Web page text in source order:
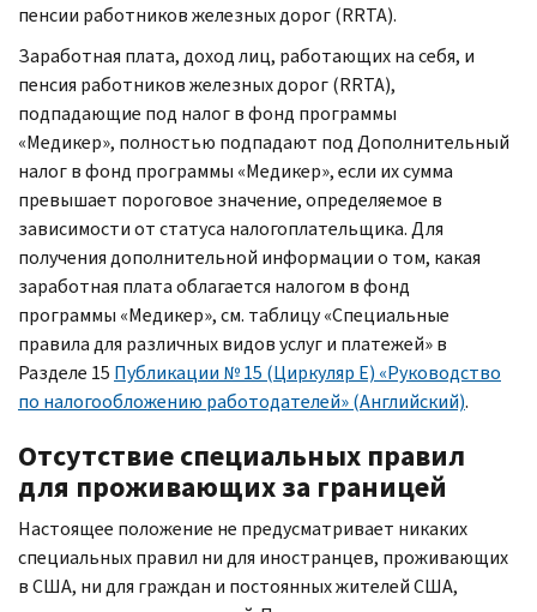
пенсии работников железных дорог (RRTA).
Заработная плата, доход лиц, работающих на себя, и
пенсия работников железных дорог (RRTA),
подпадающие под налог в фонд программы
«Медикер», полностью подпадают под Дополнительный
налог в фонд программы «Медикер», если их сумма
превышает пороговое значение, определяемое в
зависимости от статуса налогоплательщика. Для
получения дополнительной информации о том, какая
заработная плата облагается налогом в фонд
программы «Медикер», см. таблицу «Специальные
правила для различных видов услуг и платежей» в
Разделе 15 Публикации № 15 (Циркуляр E) «Руководство
по налогообложению работодателей» (Английский).
Отсутствие специальных правил
для проживающих за границей
Настоящее положение не предусматривает никаких
специальных правил ни для иностранцев, проживающих
в США, ни для граждан и постоянных жителей США,